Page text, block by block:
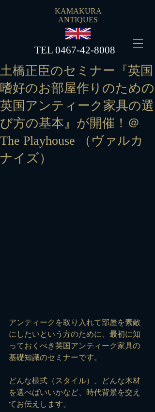
KAMAKURA
ANTIQUES
​TEL 0467-42-8008
土橋正臣のセミナー『英国
嗜好のお部屋作りのための
英国アンティーク家具の選
び方の基本』が開催！＠
The Playhouse （ヴァルカ
ナイズ）
アンティークを取り入れて部屋を素敵
にしたいという方のために、最初に知
っておくべき英国アンティーク家具の
基礎知識のセミナーです。
どんな様式（スタイル）、どんな木材
を選べばいいかなど、時代背景を交え
てお伝えします。